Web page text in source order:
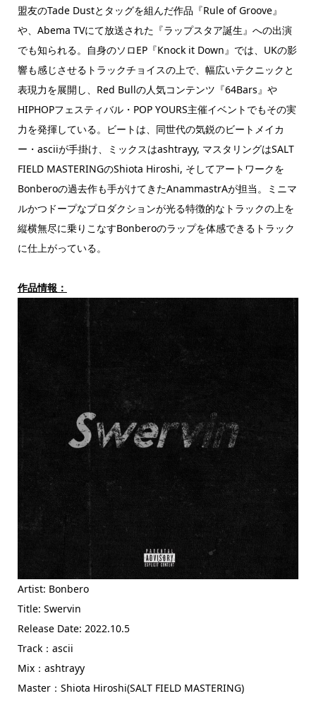
盟友のTade Dustとタッグを組んだ作品『Rule of Groove』
や、Abema TVにて放送された『ラップスタア誕生』への出演
でも知られる。自身のソロEP『Knock it Down』では、UKの影
響も感じさせるトラックチョイスの上で、幅広いテクニックと
表現力を展開し、Red Bullの人気コンテンツ『64Bars』や
HIPHOPフェスティバル・POP YOURS主催イベントでもその実
力を発揮している。ビートは、同世代の気鋭のビートメイカ
ー・asciiが手掛け、ミックスはashtrayy, マスタリングはSALT
FIELD MASTERINGのShiota Hiroshi, そしてアートワークを
Bonberoの過去作も手がけてきたAnammastrAが担当。ミニマ
ルかつドープなプロダクションが光る特徴的なトラックの上を
縦横無尽に乗りこなすBonberoのラップを体感できるトラック
に仕上がっている。
作品情報：
Artist: Bonbero
Title: Swervin
Release Date: 2022.10.5
Track：ascii
Mix：ashtrayy
Master：Shiota Hiroshi(SALT FIELD MASTERING)